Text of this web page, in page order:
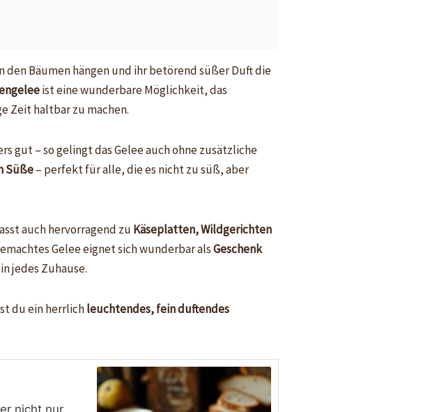
Bäumen hängen und ihr betörend süßer Duft die
ist eine wunderbare Möglichkeit, das
Zeit haltbar zu machen.
gut – so gelingt das Gelee auch ohne zusätzliche
Süße– perfekt für alle, die es nicht zu süß, aber
auch hervorragend zu Käseplatten, Wildgerichten
Gelee eignet sich wunderbar alsGeschenk
jedes Zuhause.
du ein herrlichleuchtendes, fein duftendes
nicht nur